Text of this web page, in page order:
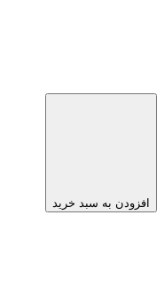
افزودن به سبد خرید